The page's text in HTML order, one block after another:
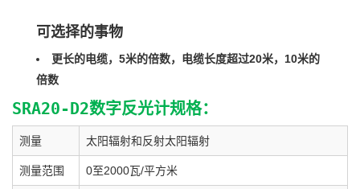
可选择的事物
更长的电缆，5米的倍数，电缆长度超过20米，10米的
倍数
SRA20-D2数字反光计规格：
测量 太阳辐射和反射太阳辐射
测量范围 0至2000瓦/平方米